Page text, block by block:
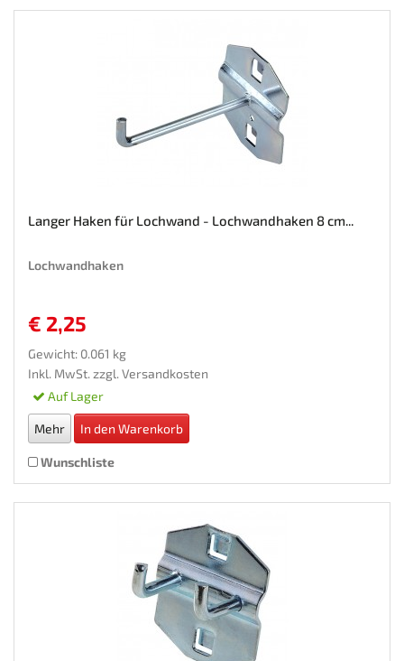
Langer Haken für Lochwand - Lochwandhaken 8 cm...
Lochwandhaken
€ 2,25
Gewicht: 0.061 kg
Inkl. MwSt. zzgl. Versandkosten
Auf Lager
Mehr In den Warenkorb
Wunschliste